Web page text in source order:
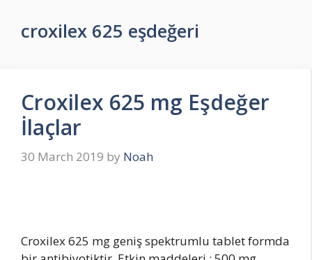
croxilex 625 eşdeğeri
Croxilex 625 mg Eşdeğer
İlaçlar
30 March 2019 by Noah
Croxilex 625 mg geniş spektrumlu tablet formda